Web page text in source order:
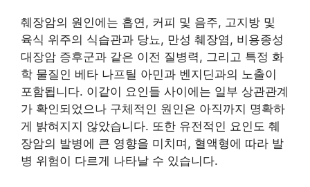
췌장암의 원인에는 흡연, 커피 및 음주, 고지방 및
육식 위주의 식습관과 당뇨, 만성 췌장염, 비용종성
대장암 증후군과 같은 이전 질병력, 그리고 특정 화
학 물질인 베타 나프틸 아민과 벤지딘과의 노출이
포함됩니다. 이같이 요인들 사이에는 일부 상관관계
가 확인되었으나 구체적인 원인은 아직까지 명확하
게 밝혀지지 않았습니다. 또한 유전적인 요인도 췌
장암의 발병에 큰 영향을 미치며, 혈액형에 따라 발
병 위험이 다르게 나타날 수 있습니다.